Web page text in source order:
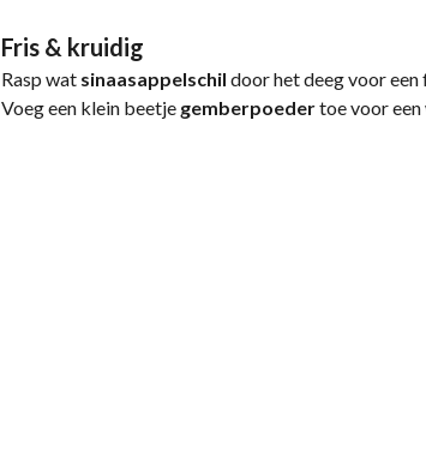
Fris & kruidig
Rasp wat sinaasappelschil door het deeg voor
Voeg een klein beetje gemberpoedertoe voor een